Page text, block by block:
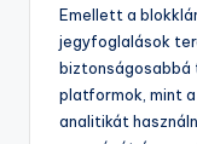
Emellett a
jegyfoglalások
biztonságosabbá
platformok, mint
analitikát